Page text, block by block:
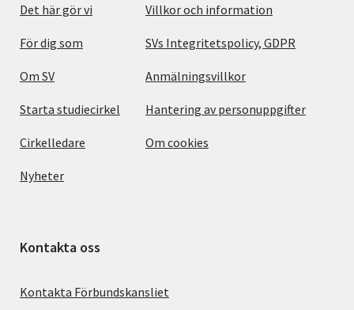
Det här gör vi
För dig som
Om SV
Starta studiecirkel
Cirkelledare
Nyheter
Villkor och information
SVs Integritetspolicy, GDPR
Anmälningsvillkor
Hantering av personuppgifter
Om cookies
Kontakta oss
Kontakta Förbundskansliet